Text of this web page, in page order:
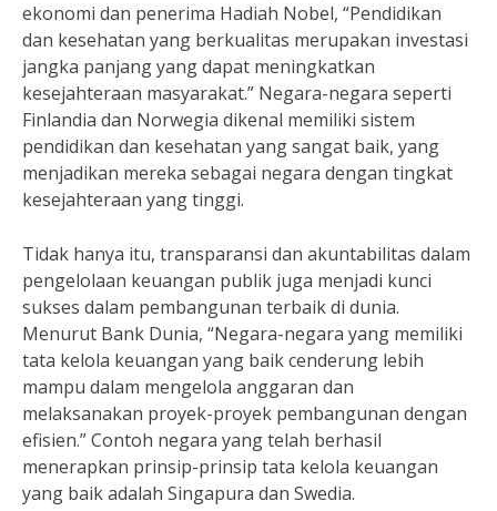
ekonomi dan penerima Hadiah Nobel, “Pendidikan
dan kesehatan yang berkualitas merupakan investasi
jangka panjang yang dapat meningkatkan
kesejahteraan masyarakat.” Negara-negara seperti
Finlandia dan Norwegia dikenal memiliki sistem
pendidikan dan kesehatan yang sangat baik, yang
menjadikan mereka sebagai negara dengan tingkat
kesejahteraan yang tinggi.
Tidak hanya itu, transparansi dan akuntabilitas dalam
pengelolaan keuangan publik juga menjadi kunci
sukses dalam pembangunan terbaik di dunia.
Menurut Bank Dunia, “Negara-negara yang memiliki
tata kelola keuangan yang baik cenderung lebih
mampu dalam mengelola anggaran dan
melaksanakan proyek-proyek pembangunan dengan
efisien.” Contoh negara yang telah berhasil
menerapkan prinsip-prinsip tata kelola keuangan
yang baik adalah Singapura dan Swedia.